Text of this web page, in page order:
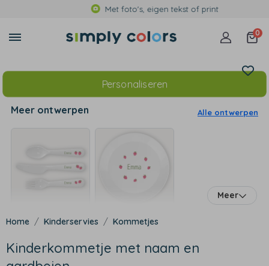
Met foto's, eigen tekst of print
0
Personaliseren
Meer ontwerpen Alle ontwerpen
Meer
Kinderservies Kommetjes
Kinderkommetje met naam en